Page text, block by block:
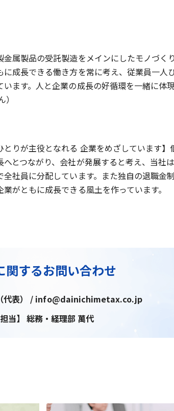
金属製品の受託製造をメインにしたモノづく
に成長できる働き方を常に考え、従業員一人
います。人と企業の成長の好循環を一緒に体
とりが主役となれる 企業をめざしています
へとつながり、会社が発展すると考え、当社
全社員に分配しています。また独自の退職金
がともに成長できる風土を作っています。
関するお問い合わせ
代表） / info@dainichimetax.co.jp
担当】 総務・経理部 萬代